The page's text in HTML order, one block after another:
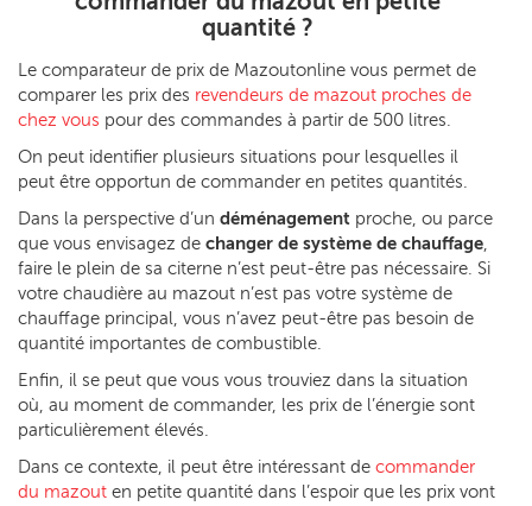
quantité ?
Le comparateur de prix de Mazoutonline vous permet de
comparer les prix des revendeurs de mazout proches de
chez vous pour des commandes à partir de 500 litres.
On peut identifier plusieurs situations pour lesquelles il
peut être opportun de commander en petites quantités.
Dans la perspective d’un déménagement proche, ou parce
que vous envisagez de changer de système de chauffage,
faire le plein de sa citerne n’est peut-être pas nécessaire. Si
votre chaudière au mazout n’est pas votre système de
chauffage principal, vous n’avez peut-être pas besoin de
quantité importantes de combustible.
Enfin, il se peut que vous vous trouviez dans la situation
où, au moment de commander, les prix de l’énergie sont
particulièrement élevés.
Dans ce contexte, il peut être intéressant de commander
du mazout en petite quantité dans l’espoir que les prix vont